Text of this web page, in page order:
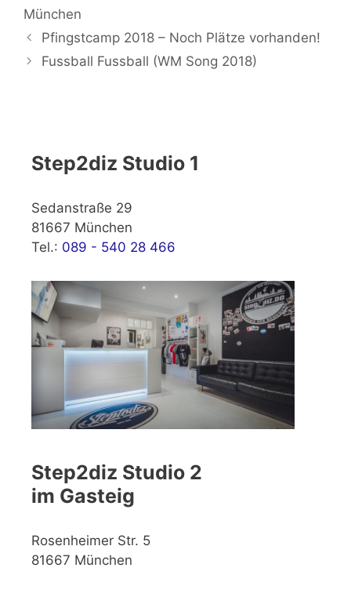
München
Pfingstcamp 2018 – Noch Plätze vorhanden!
Fussball Fussball (WM Song 2018)
Step2diz Studio 1
Sedanstraße 29
81667 München
Tel.: 089 - 540 28 466
Step2diz Studio 2
im Gasteig
Rosenheimer Str. 5
81667 München